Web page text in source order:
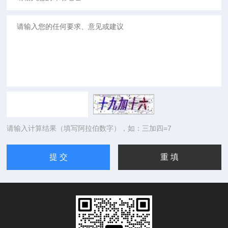
请输入计算结果（填写阿拉伯数字），如：三加四=7